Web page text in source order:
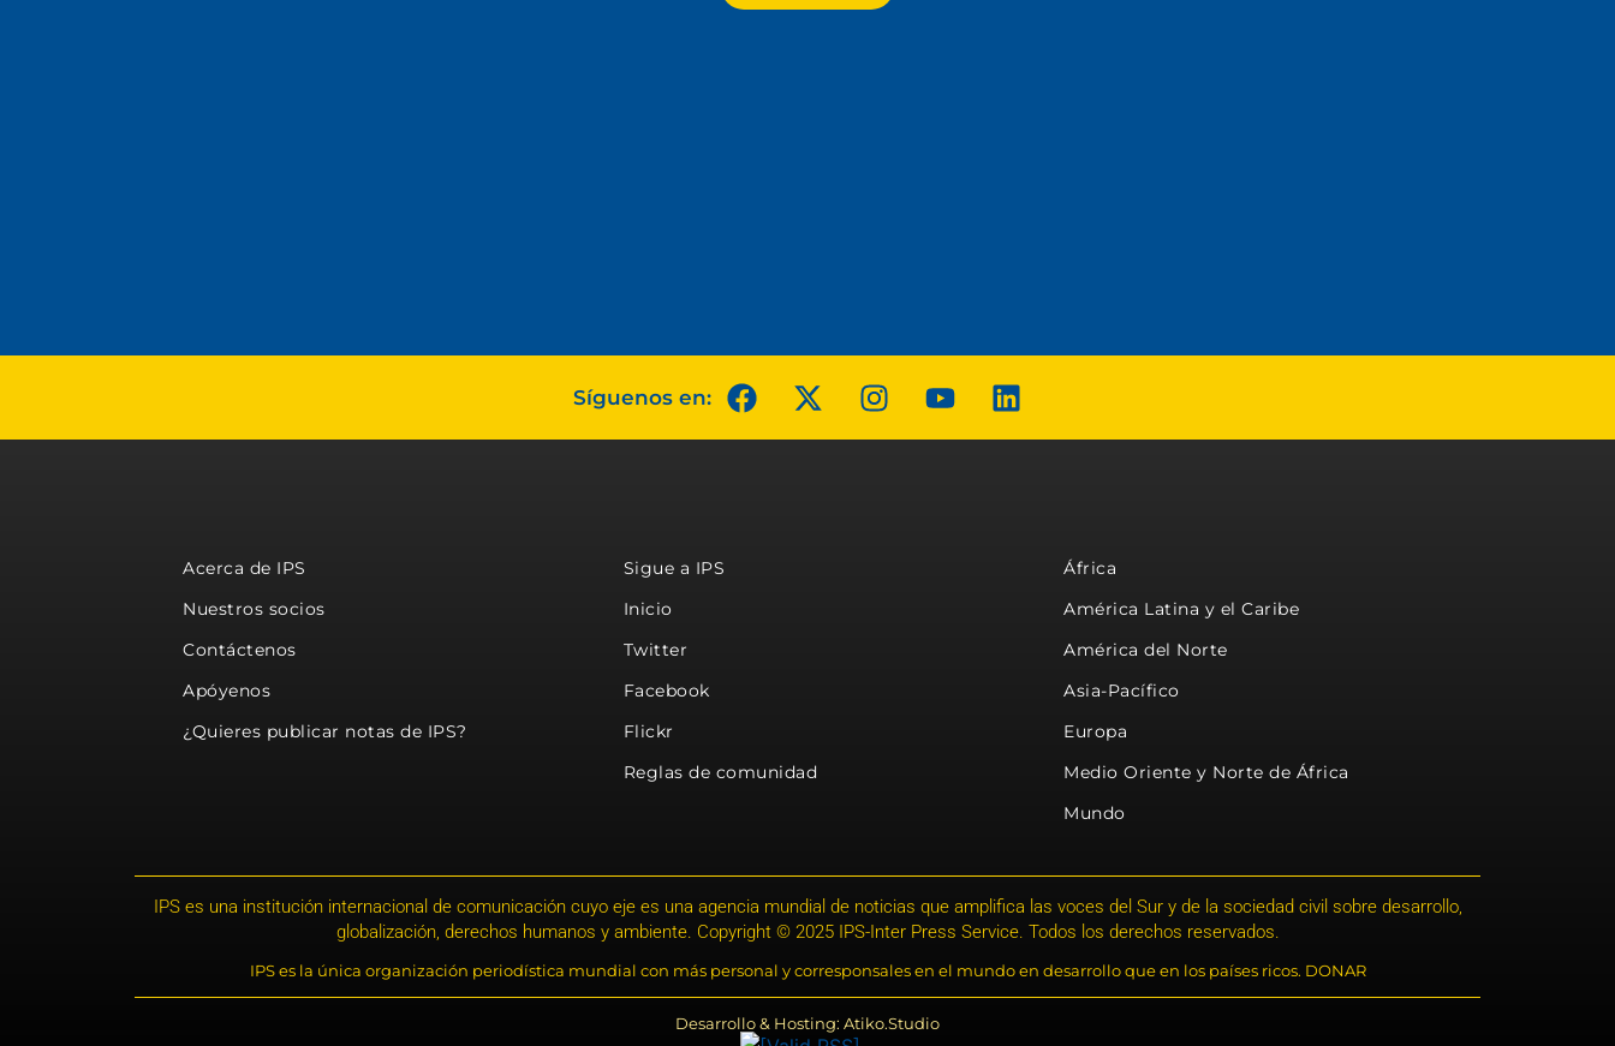
Síguenos en:
Acerca de IPS
Nuestros socios
Contáctenos
Apóyenos
¿Quieres publicar notas de IPS?
Sigue a IPS
Inicio
Twitter
Facebook
Flickr
Reglas de comunidad
África
América Latina y el Caribe
América del Norte
Asia-Pacífico
Europa
Medio Oriente y Norte de África
Mundo
IPS es una institución internacional de comunicación cuyo eje es una agencia mundial de noticias que amplifica las voces del Sur y de la sociedad civil sobre desarrollo,
globalización, derechos humanos y ambiente. Copyright © 2025 IPS-Inter Press Service. Todos los derechos reservados.
IPS es la única organización periodística mundial con más personal y corresponsales en el mundo en desarrollo que en los países ricos. DONAR
Desarrollo & Hosting: Atiko.Studio